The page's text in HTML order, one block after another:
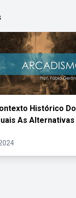
Histórico Do
As Alternativas